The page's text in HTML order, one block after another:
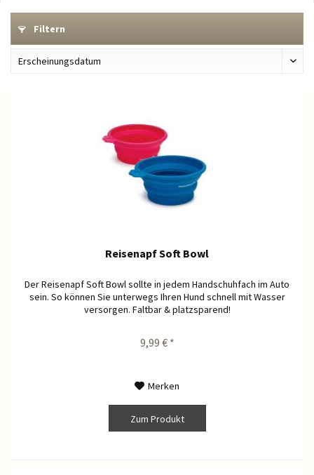
Filtern
Reisenapf Soft Bowl
Der Reisenapf Soft Bowl sollte in jedem Handschuhfach im Auto
sein. So können Sie unterwegs Ihren Hund schnell mit Wasser
versorgen. Faltbar & platzsparend!
9,99 € *
Merken
Zum Produkt